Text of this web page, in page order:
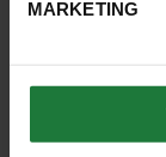
MARKETING